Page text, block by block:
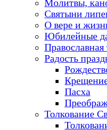
Молитвы,
Святыни
О вере и
Юбилейные
Радость
Пасха
Толкование